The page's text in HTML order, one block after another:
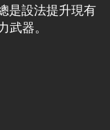
是設法提升現有
武器。